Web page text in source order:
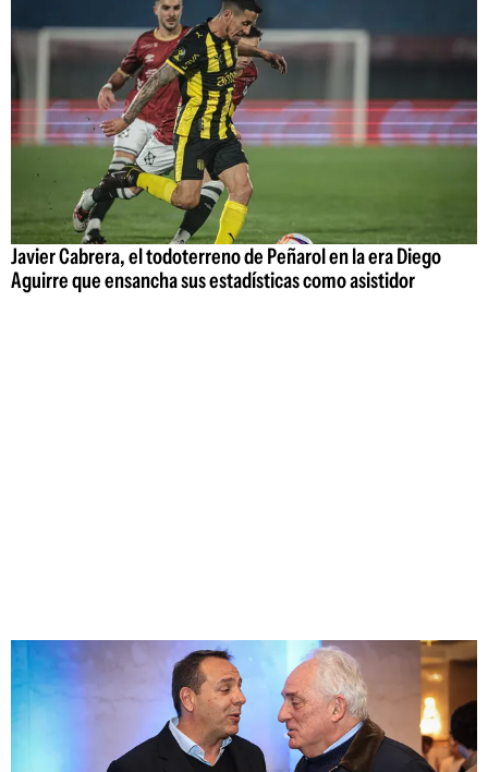
Javier Cabrera, el todoterreno de Peñarol en la era Diego
Aguirre que ensancha sus estadísticas como asistidor